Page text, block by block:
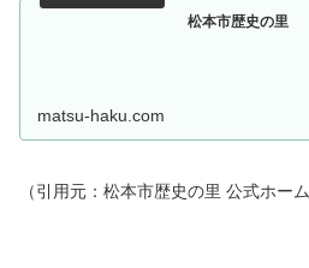
松本市歴史の里
matsu-haku.com
（引用元：松本市歴史の里 公式ホーム